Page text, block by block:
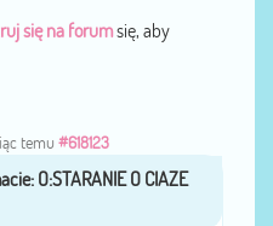
się na forumsię, aby
temu #618123